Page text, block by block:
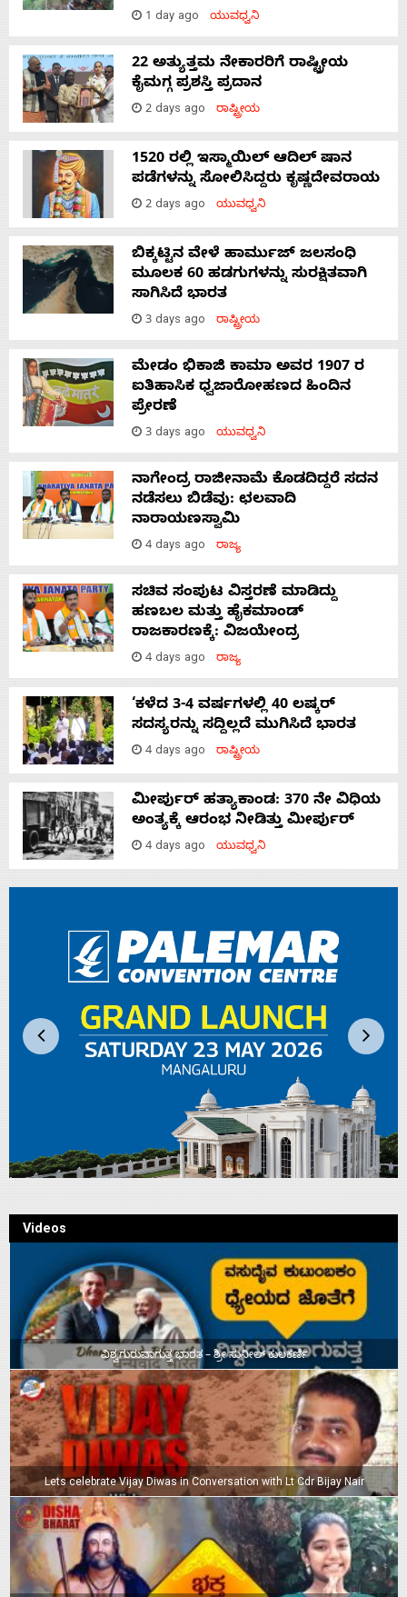
1 day ago ಯುವಧ್ವನಿ
22 ಅತ್ಯುತ್ತಮ ನೇಕಾರರಿಗೆ ರಾಷ್ಟ್ರೀಯ
ಕೈಮಗ್ಗ ಪ್ರಶಸ್ತಿ ಪ್ರದಾನ
2 days ago ರಾಷ್ಟ್ರೀಯ
1520 ರಲ್ಲಿ ಇಸ್ಮಾಯಿಲ್ ಆದಿಲ್ ಷಾನ
ಪಡೆಗಳನ್ನು ಸೋಲಿಸಿದ್ದರು ಕೃಷ್ಣದೇವರಾಯ
2 days ago ಯುವಧ್ವನಿ
ಬಿಕ್ಕಟ್ಟಿನ ವೇಳೆ ಹಾರ್ಮುಜ್ ಜಲಸಂಧಿ
ಮೂಲಕ 60 ಹಡಗುಗಳನ್ನು ಸುರಕ್ಷಿತವಾಗಿ
ಸಾಗಿಸಿದೆ ಭಾರತ
3 days ago ರಾಷ್ಟ್ರೀಯ
ಮೇಡಂ ಭಿಕಾಜಿ ಕಾಮಾ ಅವರ 1907 ರ
ಐತಿಹಾಸಿಕ ಧ್ವಜಾರೋಹಣದ ಹಿಂದಿನ
ಪ್ರೇರಣೆ
3 days ago ಯುವಧ್ವನಿ
ನಾಗೇಂದ್ರ ರಾಜೀನಾಮೆ ಕೊಡದಿದ್ದರೆ ಸದನ
ನಡೆಸಲು ಬಿಡೆವು: ಛಲವಾದಿ
ನಾರಾಯಣಸ್ವಾಮಿ
4 days ago ರಾಜ್ಯ
ಸಚಿವ ಸಂಪುಟ ವಿಸ್ತರಣೆ ಮಾಡಿದ್ದು
ಹಣಬಲ ಮತ್ತು ಹೈಕಮಾಂಡ್
ರಾಜಕಾರಣಕ್ಕೆ: ವಿಜಯೇಂದ್ರ
4 days ago ರಾಜ್ಯ
‘ಕಳೆದ 3-4 ವರ್ಷಗಳಲ್ಲಿ 40 ಲಷ್ಕರ್
ಸದಸ್ಯರನ್ನು ಸದ್ದಿಲ್ಲದೆ ಮುಗಿಸಿದೆ ಭಾರತ
4 days ago ರಾಷ್ಟ್ರೀಯ
ಮೀರ್ಪುರ್ ಹತ್ಯಾಕಾಂಡ: 370 ನೇ ವಿಧಿಯ
ಅಂತ್ಯಕ್ಕೆ ಆರಂಭ ನೀಡಿತ್ತು ಮೀರ್ಪುರ್
4 days ago ಯುವಧ್ವನಿ
Videos
ವಿಶ್ವಗುರುವಾಗುತ್ತ ಭಾರತ – ಶ್ರೀ ಸುನೀಲ್‌ ಕುಲಕರ್ಣಿ
Lets celebrate Vijay Diwas in Conversation with Lt Cdr Bijay Nair